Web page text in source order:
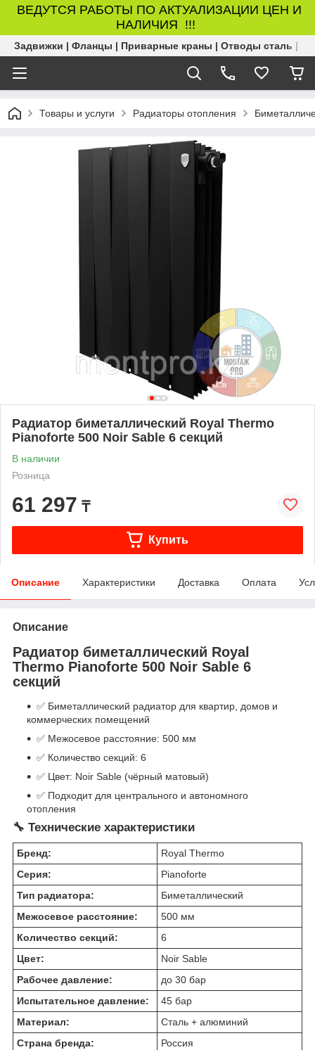
ВЕДУТСЯ РАБОТЫ ПО АКТУАЛИЗАЦИИ ЦЕН И
НАЛИЧИЯ !!!
Задвижки | Фланцы | Приварные краны | Отводы сталь |
Товары и услуги Радиаторы отопления
Радиатор биметаллический Royal Thermo
Pianoforte 500 Noir Sable 6 секций
В наличии
Розница
61 297 ₸
Купить
Описание Характеристики Доставка Оплата
Описание
Радиатор биметаллический Royal
Thermo Pianoforte 500 Noir Sable 6
секций
✅ Биметаллический радиатор для квартир, домов и
коммерческих помещений
✅ Межосевое расстояние: 500 мм
✅ Количество секций: 6
✅ Цвет: Noir Sable (чёрный матовый)
✅ Подходит для центрального и автономного
отопления
🔧 Технические характеристики
Бренд:
Royal Thermo
Серия:
Pianoforte
Тип радиатора:
Биметаллический
Межосевое расстояние:
500 мм
Количество секций:
6
Цвет:
Noir Sable
Рабочее давление:
до 30 бар
Испытательное давление:
45 бар
Материал:
Сталь + алюминий
Страна бренда:
Россия